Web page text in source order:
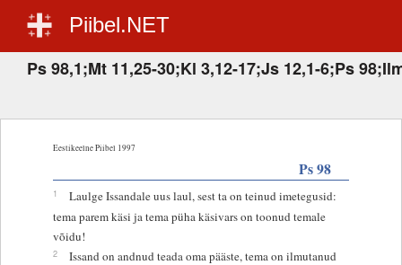
Piibel.NET
Ps 98,1;Mt 11,25-30;Kl 3,12-17;Js 12,1-6;Ps
Eestikeelne Piibel 1997
Ps 98
1
Laulge Issandale uus laul, sest ta on teinud imetegusid:
tema parem käsi ja tema püha käsivars on toonud temale
võidu!
2
Issand on andnud teada oma pääste, tema on ilmutanud